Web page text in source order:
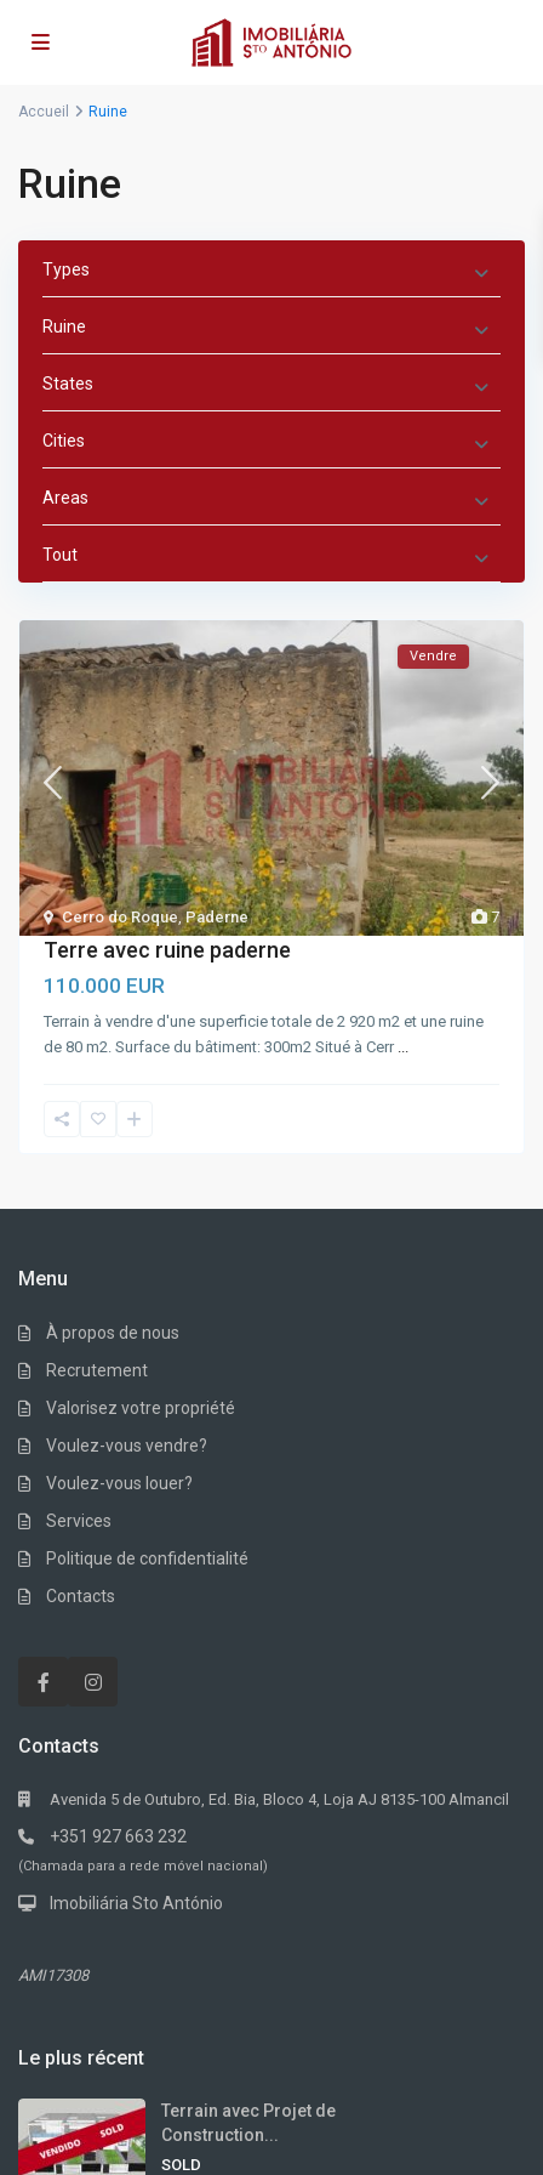
Accueil Ruine
Ruine
Types
Ruine
States
Cities
Areas
Tout
7
Cerro do Roque ,Paderne
Vendre
Terre avec ruine paderne
110.000 EUR
Terrain à vendre d'une superficie totale de 2 920 m2 et une ruine
de 80 m2. Surface du bâtiment: 300m2 Situé à Cerr
Menu
À propos de nous
Recrutement
Valorisez votre propriété
Voulez-vous vendre?
Voulez-vous louer?
Services
Politique de confidentialité
Contacts
Contacts
Avenida 5 de Outubro, Ed. Bia, Bloco 4, Loja AJ 8135-100 Almancil
+351 927 663 232
(Chamada para a rede móvel nacional)
Imobiliária Sto António
AMI17308
Le plus récent
Terrain avec Projet de
Construction...
SOLD